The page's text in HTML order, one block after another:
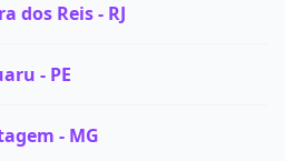
dos Reis - RJ
- PE
- MG